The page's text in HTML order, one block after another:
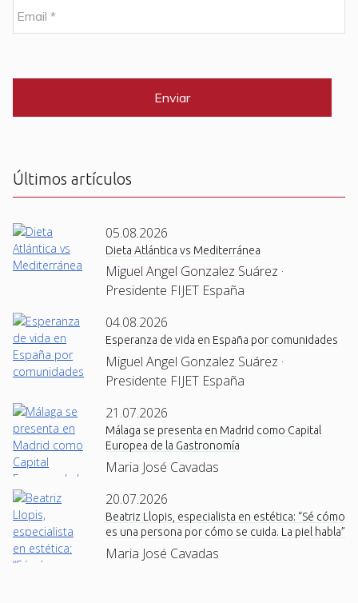
e
m
a
C
Últimos artículos
05.08.2026
Dieta Atlántica vs Mediterránea
Miguel Angel Gonzalez Suárez ·
Presidente FIJET España
04.08.2026
Esperanza de vida en España por comunidades
Miguel Angel Gonzalez Suárez ·
Presidente FIJET España
21.07.2026
Málaga se presenta en Madrid como Capital
Europea de la Gastronomía
Maria José Cavadas
20.07.2026
Beatriz Llopis, especialista en estética: “Sé cómo
es una persona por cómo se cuida. La piel habla”
Maria José Cavadas